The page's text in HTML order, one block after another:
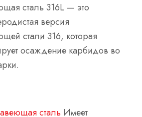
сталь 316L — это
версия
стали 316, которая
осаждение карбидов во
сталь Имеет